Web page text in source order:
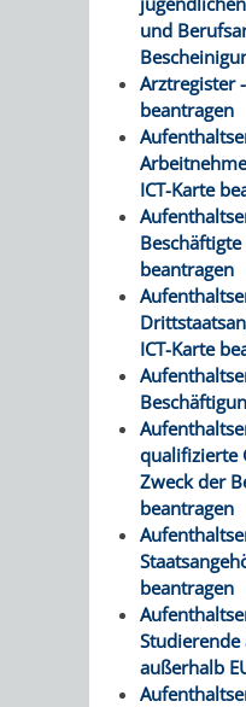
STADTWEGWEISER
ÄMTER
&
BEHÖRDEN
IN
DER
und
Arztregister
beantragen
ICT-Karte
Beschäftigte
beantragen
ICT-Karte
qualifizierte
Zweck der
beantragen
beantragen
Studierende
außerhalb